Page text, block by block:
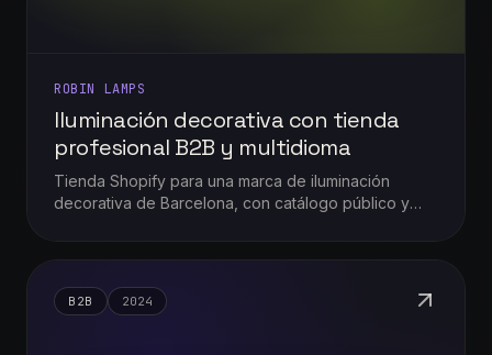
ROBIN LAMPS
Iluminación decorativa con tienda
profesional B2B y multidioma
Tienda Shopify para una marca de iluminación
decorativa de Barcelona, con catálogo público y
B2B 2024